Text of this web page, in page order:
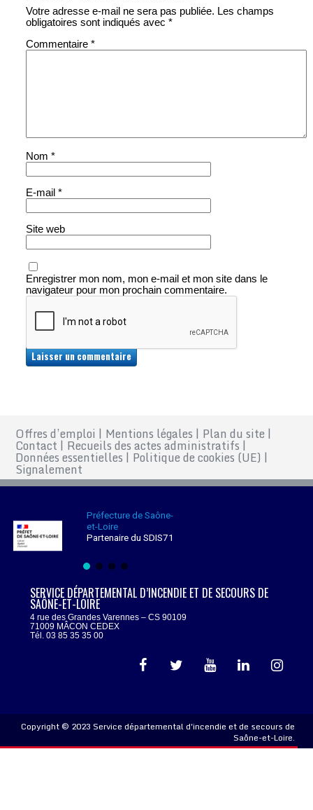
Votre adresse e-mail ne sera pas publiée. Les champs
obligatoires sont indiqués avec*
Commentaire*
Nom*
E-mail*
Site web
Enregistrer mon nom, mon e-mail et mon site dans le
navigateur pour mon prochain commentaire.
Offres d’emploi | Mentions légales | Plan du site |
Contact | Recueils des actes administratifs |
Données essentielles | Politique de cookies (UE) |
Signalement
Préfecture de Saône-
et-Loire
Partenaire du SDIS71
SERVICE DÉPARTEMENTAL D’INCENDIE ET DE SECOURS DE
SAÔNE-ET-LOIRE
4 rue des Grandes Varennes – CS 90109
71009 MÂCON CEDEX
Tél. 03 85 35 35 00
Copyright © 2023 Service départemental d'incendie et de secours de
Saône-et-Loire.